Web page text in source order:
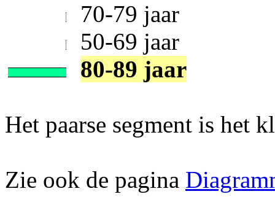
70-79 jaar
50-69 jaar
80-89 jaar
Het paarse segment is het
Zie ook de pagina